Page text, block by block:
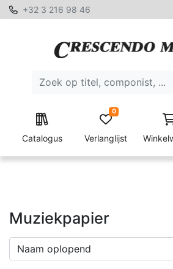
+32 3 216 98 46
Catalogus Verlanglijst
0
Muziekpapier